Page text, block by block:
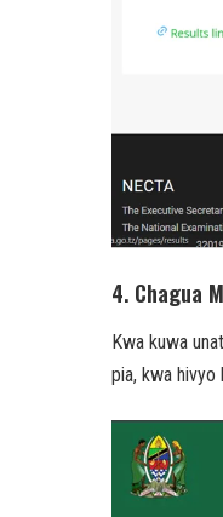
4. Chagua
Kwa kuwa
pia, kwa hivyo